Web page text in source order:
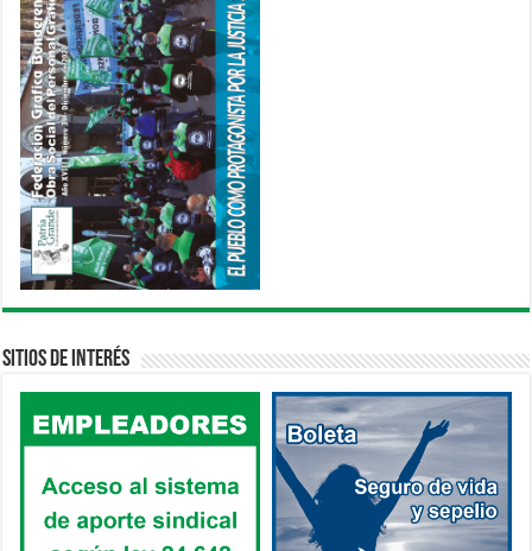
Sitios de interés